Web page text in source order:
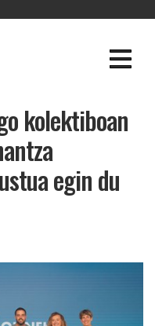
kolektiboan
egin du